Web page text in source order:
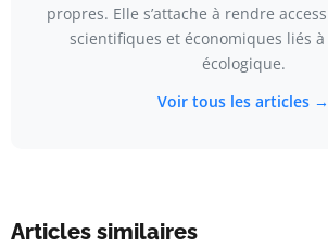
propres. Elle s’attache à rendre
scientifiques et économiques liés
écologique.
Voir tous les articles →
Articles similaires